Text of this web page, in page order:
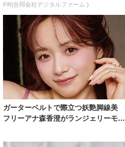
PR(合同会社デジタルファーム )
ガーターベルトで際立つ妖艶脚線美
フリーアナ森香澄がランジェリーモデ